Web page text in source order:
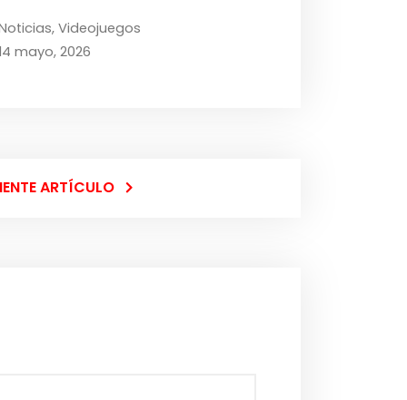
,Videojuegos
mayo, 2026
ARTÍCULO